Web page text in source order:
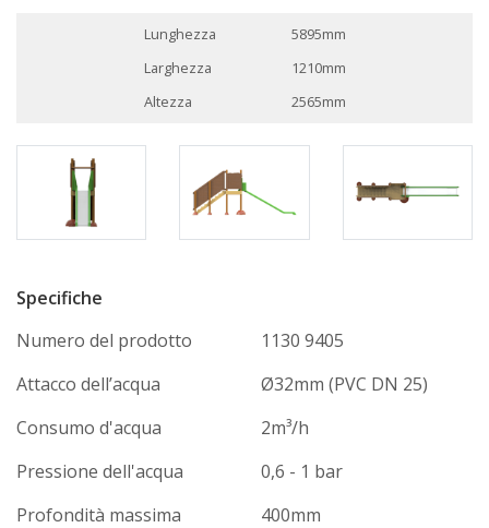
Lunghezza
5895mm
Larghezza
1210mm
Altezza
2565mm
Specifiche
Numero del prodotto
1130 9405
Attacco dell’acqua
Ø32mm (PVC DN 25)
Consumo d'acqua
2m³/h
Pressione dell'acqua
0,6 - 1 bar
Profondità massima
400mm